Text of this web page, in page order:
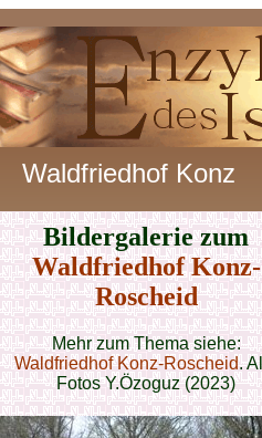
Waldfriedhof Konz
Bildergalerie zum
Waldfriedhof Konz-
Roscheid
Mehr zum Thema siehe:
Waldfriedhof Konz-Roscheid.
Fotos Y.Özoguz (2023)